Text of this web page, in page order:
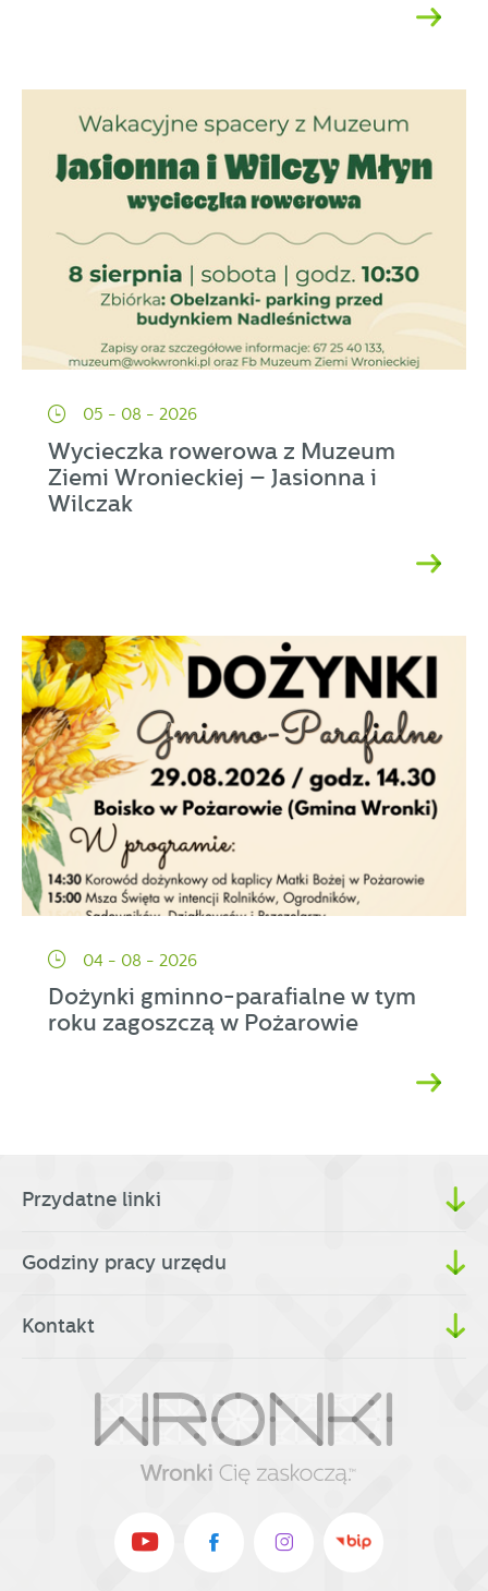
05 - 08 - 2026
Wycieczka rowerowa z Muzeum
Ziemi Wronieckiej – Jasionna i
Wilczak
04 - 08 - 2026
Dożynki gminno-parafialne w tym
roku zagoszczą w Pożarowie
Przydatne linki
Godziny pracy urzędu
Kontakt